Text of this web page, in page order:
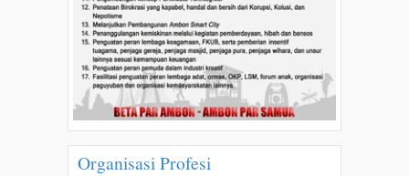
Organisasi Profesi